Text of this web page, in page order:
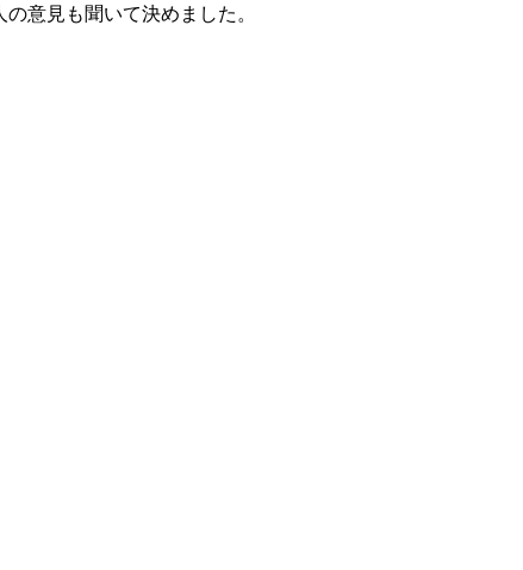
意見も聞いて決めました。